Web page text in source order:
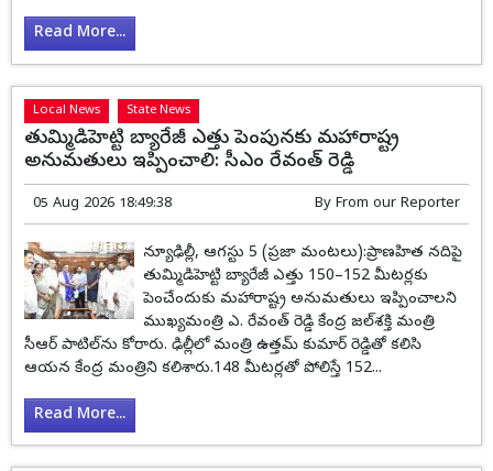
Read More...
Local News State News
తుమ్మిడిహెట్టి బ్యారేజీ ఎత్తు పెంపునకు మహారాష్ట్ర
అనుమతులు ఇప్పించాలి: సీఎం రేవంత్ రెడ్డి
05 Aug 2026 18:49:38 By From our Reporter
న్యూఢిల్లీ, ఆగస్టు 5 (ప్రజా మంటలు):ప్రాణహిత నదిపై
తుమ్మిడిహెట్టి బ్యారేజీ ఎత్తు 150–152 మీటర్లకు
పెంచేందుకు మహారాష్ట్ర అనుమతులు ఇప్పించాలని
ముఖ్యమంత్రి ఎ. రేవంత్ రెడ్డి కేంద్ర జల్‌శక్తి మంత్రి
సీఆర్ పాటిల్‌ను కోరారు. ఢిల్లీలో మంత్రి ఉత్తమ్ కుమార్ రెడ్డితో కలిసి
ఆయన కేంద్ర మంత్రిని కలిశారు.148 మీటర్లతో పోలిస్తే 152...
Read More...